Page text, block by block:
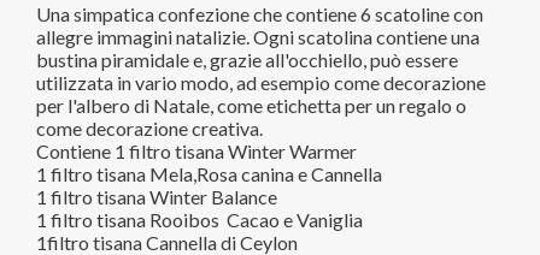
Una simpatica confezione che contiene 6 scatoline con
allegre immagini natalizie. Ogni scatolina contiene una
bustina piramidale e, grazie all'occhiello, può essere
utilizzata in vario modo, ad esempio come decorazione
per l'albero di Natale, come etichetta per un regalo o
come decorazione creativa.
Contiene 1 filtro tisana Winter Warmer
1 filtro tisana Mela,Rosa canina e Cannella
1 filtro tisana Winter Balance
1 filtro tisana Rooibos Cacao e Vaniglia
1filtro tisana Cannella di Ceylon